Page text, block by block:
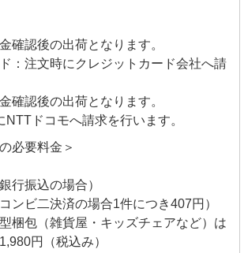
確認後の出荷となります。
：注文時にクレジットカード会社へ請
確認後の出荷となります。
ドコモへ請求を行います。
必要料金＞
行振込の場合）
ンビ二決済の場合1件につき407円）
梱包（雑貨屋・キッズチェアなど）は
円（税込み）